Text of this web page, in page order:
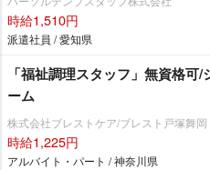
時給1,510円
派遣社員 / 愛知県
「福祉調理スタッフ」無資格
ーム
株式会社ブレストケア/ブレスト戸塚舞岡
時給1,225円
アルバイト・パート / 神奈川県